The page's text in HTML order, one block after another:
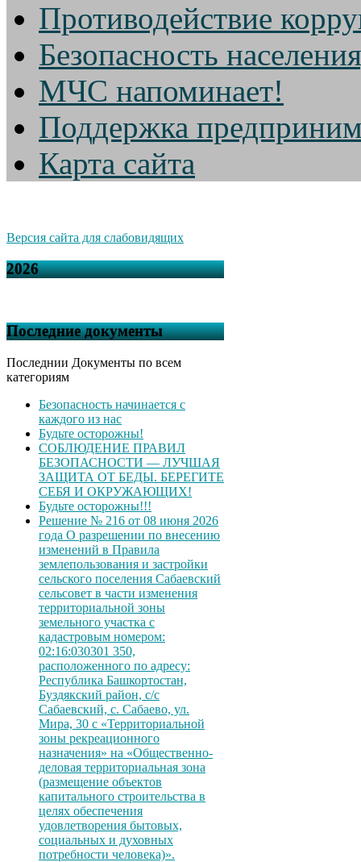
Противодействие
Безопасность
МЧС напоминает!
Поддержка
Карта сайта
Версия сайта для слабовидящих
2026
Последние документы
Последнии Документы по всем
категориям
Безопасность начинается с
каждого из нас
Будьте осторожны!
СОБЛЮДЕНИЕ ПРАВИЛ
БЕЗОПАСНОСТИ — ЛУЧШАЯ
ЗАЩИТА ОТ БЕДЫ. БЕРЕГИТЕ
СЕБЯ И ОКРУЖАЮЩИХ!
Будьте осторожны!!!
Решение № 216 от 08 июня 2026
года О разрешении по внесению
изменений в Правила
землепользования и застройки
сельского поселения Сабаевский
сельсовет в части изменения
территориальной зоны
земельного участка с
кадастровым номером:
02:16:030301 350,
расположенного по адресу:
Республика Башкортостан,
Буздякский район, с/с
Сабаевский, с. Сабаево, ул.
Мира, 30 с «Территориальной
зоны рекреационного
назначения» на «Общественно-
деловая территориальная зона
(размещение объектов
капитального строительства в
целях обеспечения
удовлетворения бытовых,
социальных и духовных
потребности человека)».